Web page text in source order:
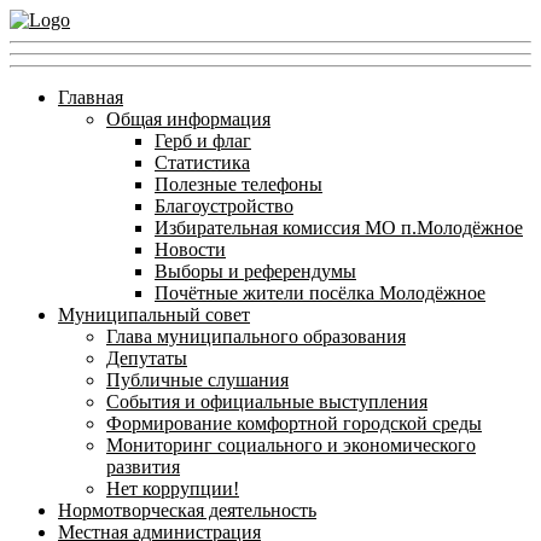
Главная
Общая информация
Герб и флаг
Статистика
Полезные телефоны
Благоустройство
Избирательная комиссия МО п.Молодёжное
Новости
Выборы и референдумы
Почётные жители посёлка Молодёжное
Муниципальный совет
Глава муниципального образования
Депутаты
Публичные слушания
События и официальные выступления
Формирование комфортной городской среды
Мониторинг социального и экономического
развития
Нет коррупции!
Нормотворческая деятельность
Местная администрация